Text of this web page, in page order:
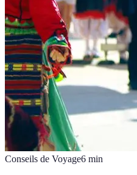
Conseils de Voyage6 min